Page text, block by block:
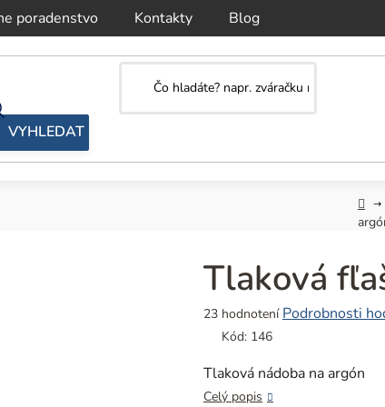
poradenstvo Kontakty Blog
Tlaková
Priemerné
hodnotenie
je
5,0
23 hodnotení Podrobnosti
Kód: 146
Tlaková nádoba na argón
Celý popis